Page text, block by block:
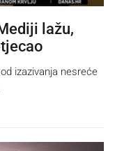
lažu,
izazivanja nesreće